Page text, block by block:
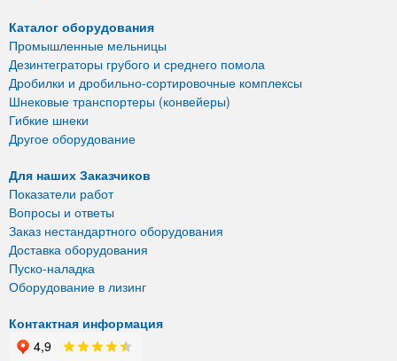
Каталог оборудования
Промышленные мельницы
Дезинтеграторы грубого и среднего помола
Дробилки и дробильно-сортировочные комплексы
Шнековые транспортеры (конвейеры)
Гибкие шнеки
Другое оборудование
Для наших Заказчиков
Показатели работ
Вопросы и ответы
Заказ нестандартного оборудования
Доставка оборудования
Пуско-наладка
Оборудование в лизинг
Контактная информация